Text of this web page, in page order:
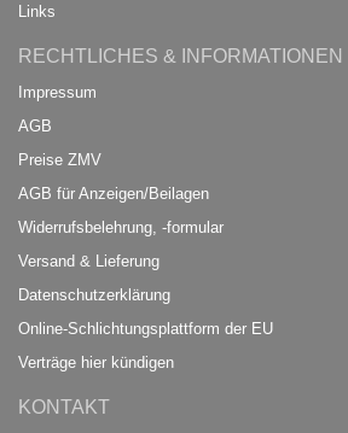
Links
RECHTLICHES & INFORMATIONEN
Impressum
AGB
Preise ZMV
AGB für Anzeigen/Beilagen
Widerrufsbelehrung, -formular
Versand & Lieferung
Datenschutzerklärung
Online-Schlichtungsplattform der EU
Verträge hier kündigen
KONTAKT